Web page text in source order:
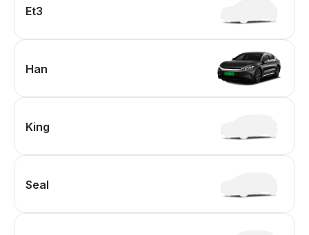
Et3
Han
King
Seal